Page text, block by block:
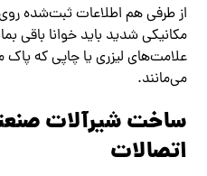
از طرفی هم اطلاعات ثبت‌شده
مکانیکی شدید باید خوانا باقی
علامت‌های لیزری یا چاپی که
می‌مانند.
ساخت شیرآلات
اتصالات